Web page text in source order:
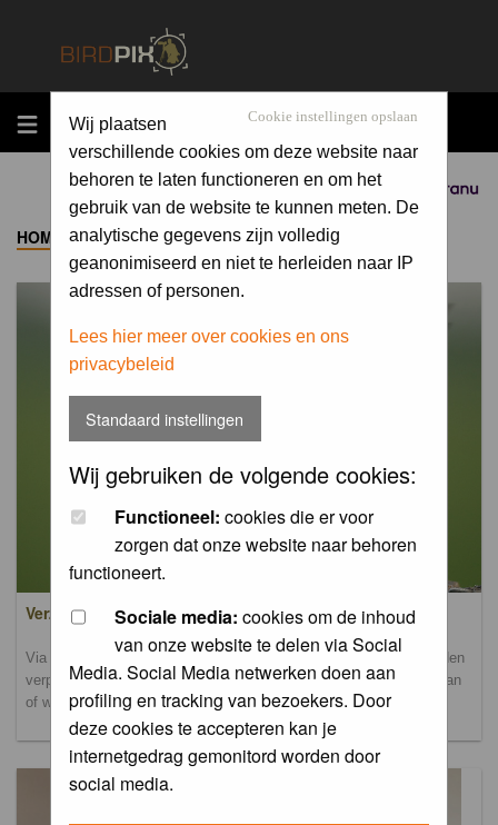
MENU
Sponsored by
Cookie instellingen opslaan
Wij plaatsen
verschillende cookies om deze website naar
behoren te laten functioneren en om het
gebruik van de website te kunnen meten. De
analytische gegevens zijn volledig
geanonimiseerd en niet te herleiden naar IP
adressen of personen.
Lees hier meer over cookies en ons
privacybeleid
Standaard instellingen
Wij gebruiken de volgende cookies:
Functioneel: cookies die er voor
zorgen dat onze website naar behoren
functioneert.
Sociale media: cookies om de inhoud
van onze website te delen via Social
Media. Social Media netwerken doen aan
profiling en tracking van bezoekers. Door
deze cookies te accepteren kan je
internetgedrag gemonitord worden door
social media.
HOME ->ALBUM
Verzamel- en uploadalbum
Via dit album kun je foto's uploaden. Onderscheidende foto's worden
verplaatst naar de database-albums. Andere foto's blijven hier staan
of worden verplaatst naar het verbeteralbum.